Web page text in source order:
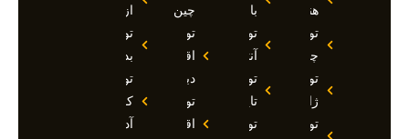
هند
تور
چین
تور
ژاپن
تور
بالی
تور
آنتالیا
تور
تایلند
تور
چین
تور
اقساطی
دبی
تور
اقساطی
ازمیر
تور
بدروم
تور
کوش
آداسی